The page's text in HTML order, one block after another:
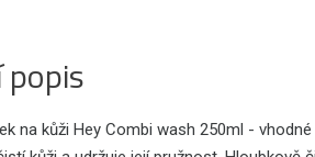
na kůži Hey Combi wash 250ml -